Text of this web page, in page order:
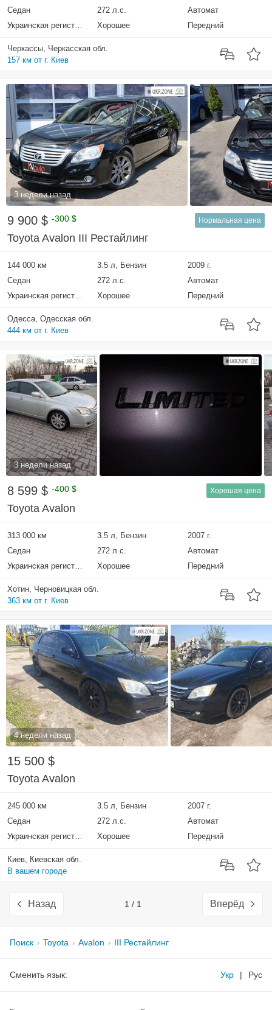
Седан
272 л.с.
Автомат
Украинская регистрация
Хорошее Передний
Черкассы, Черкасская обл.
157 км от г. Киев
3 недели назад
9 900 $ -300 $ Нормальная цена
Toyota Avalon III Рестайлинг
144 000 км 3.5 л, Бензин
2009 г.
Седан
272 л.с.
Автомат
Украинская регистрация
Хорошее Передний
Одесса, Одесская обл.
444 км от г. Киев
3 недели назад
8 599 $ -400 $ Хорошая цена
Toyota Avalon
313 000 км 3.5 л, Бензин
2007 г.
Седан
272 л.с.
Автомат
Украинская регистрация
Хорошее Передний
Хотин, Черновицкая обл.
363 км от г. Киев
4 недели назад
15 500 $
Toyota Avalon
245 000 км 3.5 л, Бензин
2007 г.
Седан
272 л.с.
Автомат
Украинская регистрация
Хорошее Передний
Киев, Киевская обл.
В вашем городе
Назад 1 / 1 Вперёд
Поиск Toyota Avalon III Рестайлинг
Сменить язык: Укр | Рус